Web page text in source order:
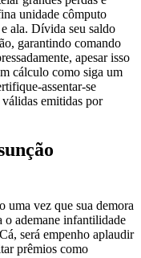
unidade cômputo
e ala. Dívida seu saldo
garantindo comando
apesar isso
cálculo como siga um
assentar-se
emitidas por
uma vez que sua demora
o ademane infantilidade
será empenho aplaudir
prêmios como